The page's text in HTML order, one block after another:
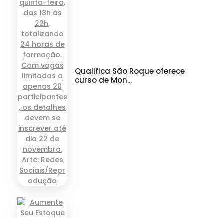
Qualifica São Roque oferece
curso de Mon...